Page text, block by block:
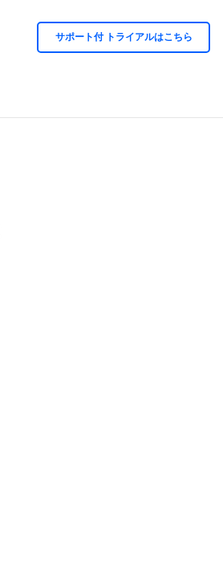
サポート付 トライアルはこちら